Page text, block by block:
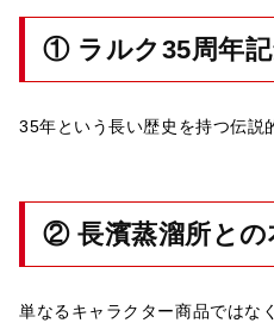
① ラルク35周年
35年という長い歴史を持つ伝説
② 長濱蒸溜所との
単なるキャラクター商品ではな